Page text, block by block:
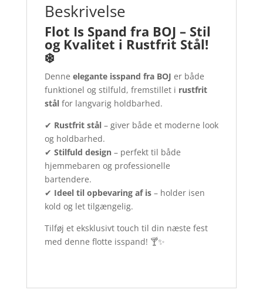
Beskrivelse
Flot Is Spand fra BOJ – Stil
og Kvalitet i Rustfrit Stål!
❄️
Denne elegante isspand fra BOJ er både
funktionel og stilfuld, fremstillet i rustfrit
stålfor langvarig holdbarhed.
✔ Rustfrit stål– giver både et moderne look
og holdbarhed.
✔ Stilfuld design– perfekt til både
hjemmebaren og professionelle
bartendere.
✔ Ideel til opbevaring af is– holder isen
kold og let tilgængelig.
Tilføj et eksklusivt touch til din næste fest
med denne flotte isspand! 🍸✨